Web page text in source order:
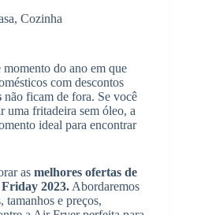
, Cozinha
momento do ano em que
com descontos
não ficam de fora. Se você
uma fritadeira sem óleo, a
ideal para encontrar
as melhores ofertas de
2023. Abordaremos
tamanhos e preços,